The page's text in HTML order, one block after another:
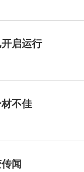
启运行
不佳
闻